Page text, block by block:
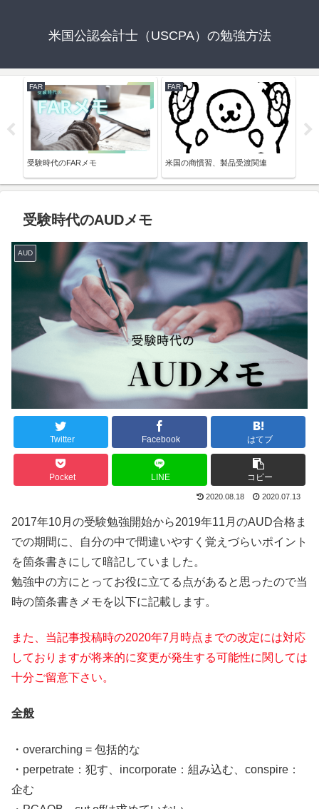
米国公認会計士（USCPA）の勉強方法
FAR
受験時代のFARメモ
FAR
米国の商慣習、製品受渡関連
受験時代のAUDメモ
AUD
Twitter Facebook はてブ
Pocket LINE コピー
2020.08.18 2020.07.13
2017年10月の受験勉強開始から2019年11月のAUD合格ま
での期間に、自分の中で間違いやすく覚えづらいポイント
を箇条書きにして暗記していました。
勉強中の方にとってお役に立てる点があると思ったので当
時の箇条書きメモを以下に記載します。
また、当記事投稿時の2020年7月時点までの改定には対応
しておりますが将来的に変更が発生する可能性に関しては
十分ご留意下さい。
全般
・overarching = 包括的な
・perpetrate：犯す、incorporate：組み込む、conspire：
企む